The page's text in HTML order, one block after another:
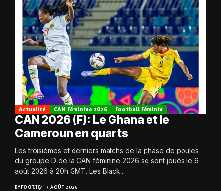
Actualité CAN Féminine 2026 Football Féminin
CAN 2026 (F): Le Ghana et le
Cameroun en quarts
Les troisièmes et derniers matchs de la phase de poules
du groupe D de la CAN féminine 2026 se sont joués le 6
août 2026 à 20h GMT. Les Black...
BYFOOT.TG 7 AOÛT 2026